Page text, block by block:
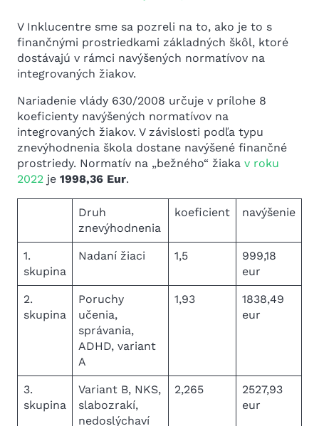
V Inklucentre sme sa pozreli na to, ako je to s
finančnými prostriedkami základných škôl, ktoré
dostávajú v rámci navýšených normatívov na
integrovaných žiakov.
Nariadenie vlády 630/2008 určuje v prílohe 8
koeficienty navýšených normatívov na
integrovaných žiakov. V závislosti podľa typu
znevýhodnenia škola dostane navýšené finančné
prostriedy. Normatív na „bežného“ žiaka v roku
2022 je 1998,36 Eur.
Druh
znevýhodnenia
koeficient navýšenie
1.
skupina
Nadaní žiaci 1,5
999,18
eur
2.
skupina
Poruchy
učenia,
správania,
ADHD, variant
A
1,93
1838,49
eur
3.
skupina
Variant B, NKS,
slabozrakí,
nedoslýchaví
2,265
2527,93
eur